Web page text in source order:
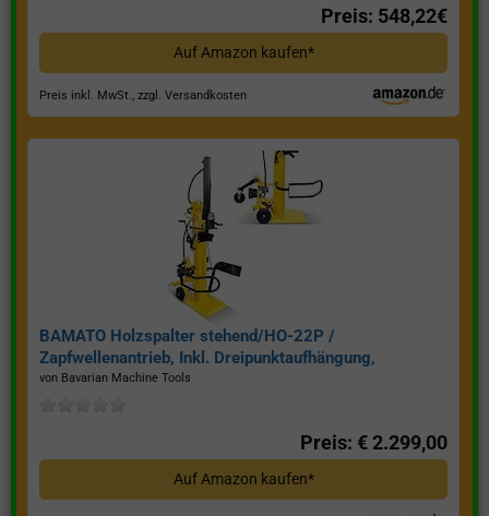
Preis: 548,22€
Auf Amazon kaufen*
Preis inkl. MwSt., zzgl. Versandkosten
BAMATO Holzspalter stehend/HO-22P /
Zapfwellenantrieb, Inkl. Dreipunktaufhängung,
Spaltkraft 22 Tonnen*
von Bavarian Machine Tools
Preis: € 2.299,00
Auf Amazon kaufen*